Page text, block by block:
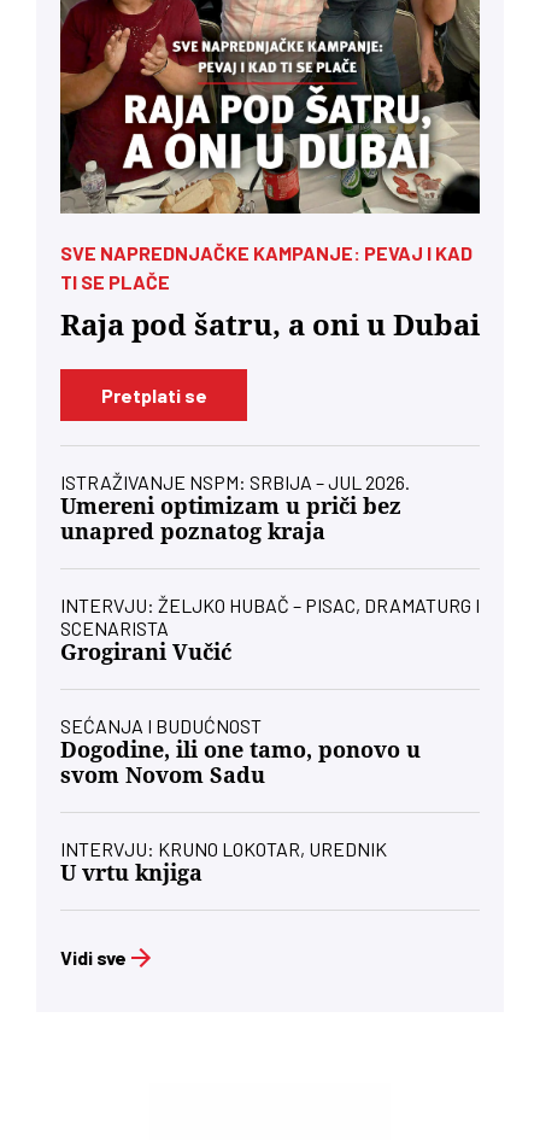
SVE NAPREDNJAČKE KAMPANJE: PEVAJ I KAD
TI SE PLAČE
Raja pod šatru, a oni u Dubai
Pretplati se
ISTRAŽIVANJE NSPM: SRBIJA – JUL 2026.
Umereni optimizam u priči bez
unapred poznatog kraja
INTERVJU: ŽELJKO HUBAČ – PISAC, DRAMATURG I
SCENARISTA
Grogirani Vučić
SEĆANJA I BUDUĆNOST
Dogodine, ili one tamo, ponovo u
svom Novom Sadu
INTERVJU: KRUNO LOKOTAR, UREDNIK
U vrtu knjiga
Vidi sve